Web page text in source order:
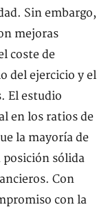
Sin embargo,
mejoras
coste de
del ejercicio y el
El estudio
en los ratios de
la mayoría de
posición sólida
Con
con la